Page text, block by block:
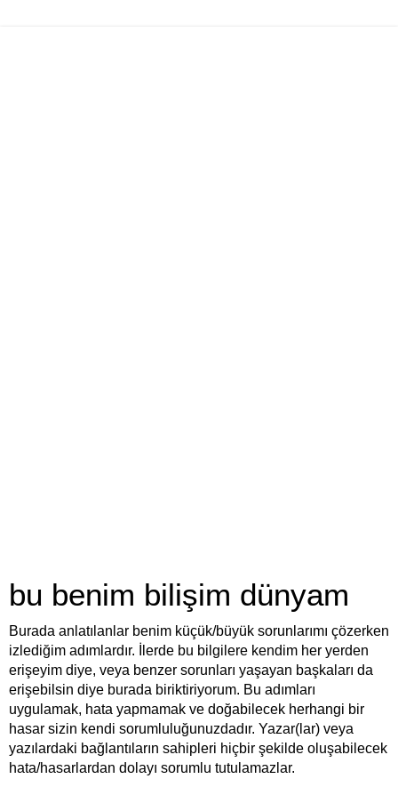
bu benim bilişim dünyam
Burada anlatılanlar benim küçük/büyük sorunlarımı çözerken
izlediğim adımlardır. İlerde bu bilgilere kendim her yerden
erişeyim diye, veya benzer sorunları yaşayan başkaları da
erişebilsin diye burada biriktiriyorum. Bu adımları
uygulamak, hata yapmamak ve doğabilecek herhangi bir
hasar sizin kendi sorumluluğunuzdadır. Yazar(lar) veya
yazılardaki bağlantıların sahipleri hiçbir şekilde oluşabilecek
hata/hasarlardan dolayı sorumlu tutulamazlar.